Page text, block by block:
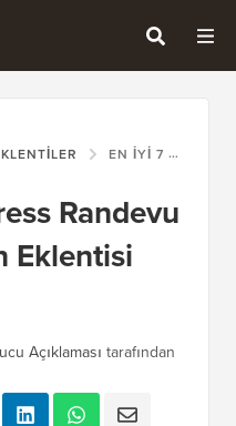
EN İYI 7 WORDPRESS RANDEVU VE REZERVASYON EKLENTISI (2026)
Randevu
Eklentisi
Açıklaması tarafından